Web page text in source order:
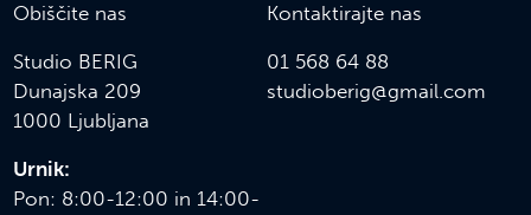
Obiščite nas
Studio BERIG
Dunajska 209
1000 Ljubljana
Urnik:
Pon: 8:00-12:00 in 14:00-
Kontaktirajte nas
01 568 64 88
studioberig@gmail.com